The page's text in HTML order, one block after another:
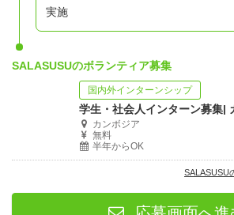
実施
SALASUSUのボランティア募集
国内外インターンシップ
カンボジア
無料
半年からOK
SALASUSU